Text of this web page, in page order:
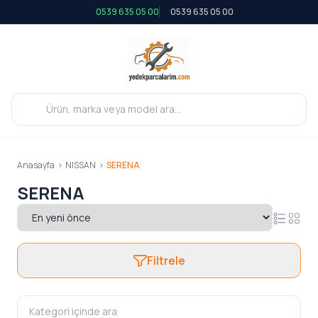
0539 635 05 00 0539 635 05 00
Anasayfa > NISSAN > SERENA
SERENA
Filtrele